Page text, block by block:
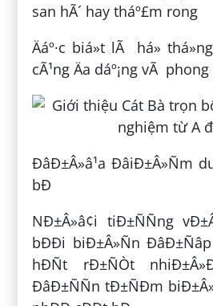
san hÃ´ hay tháº£m rong
Äáº·c biá»t lÃ há»
cÃ¹ng Äa dáº¡ng vÃ
ÐâÐ±Â»â¹a
bÐ
NÐ±Â»â¢i tiÐ±ÑÑng
bÐÐi biÐ±Â»Ñn
hÐÑt rÐ±ÑÒt
ÐâÐ±ÑÑn tÐ±ÑÐm